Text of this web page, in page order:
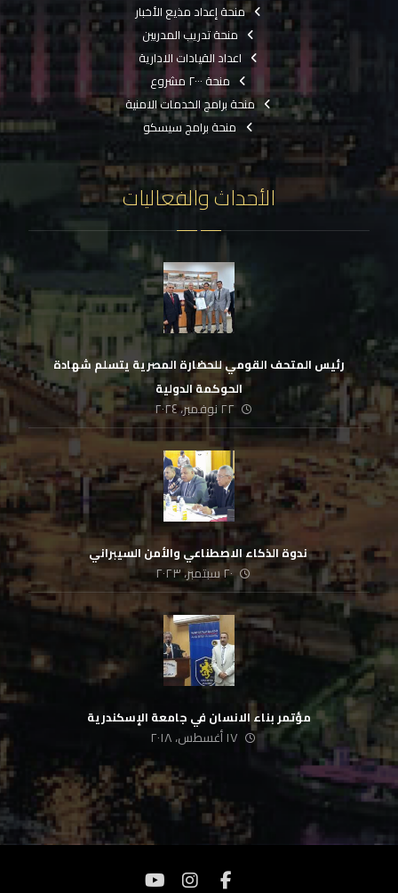
منحة إعداد مذيع الأخبار
منحة تدريب المدربين
اعداد القيادات الادارية
منحة ٢٠٠٠ مشروع
منحة برامج الخدمات الامنية
منحة برامج سيسكو
الأحداث والفعاليات
رئيس المتحف القومي للحضارة المصرية يتسلم شهادة
الحوكمة الدولية
٢٢ نوفمبر، ٢٠٢٤
‏ ندوة الذكاء الاصطناعي والأمن السيبراني
٢٠ سبتمبر، ٢٠٢٣
مؤتمر بناء الانسان في جامعة الإسكندرية
١٧ أغسطس، ٢٠١٨